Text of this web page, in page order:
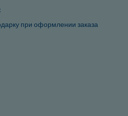
при оформлении заказа